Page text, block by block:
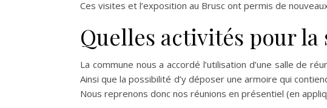
Ces visites et l’exposition au Brusc ont permis de
Quelles activités pour la
La commune nous a accordé l’utilisation d’une salle de
Ainsi que la possibilité d’y déposer une armoire qui
Nous reprenons donc nos réunions en présentiel (en